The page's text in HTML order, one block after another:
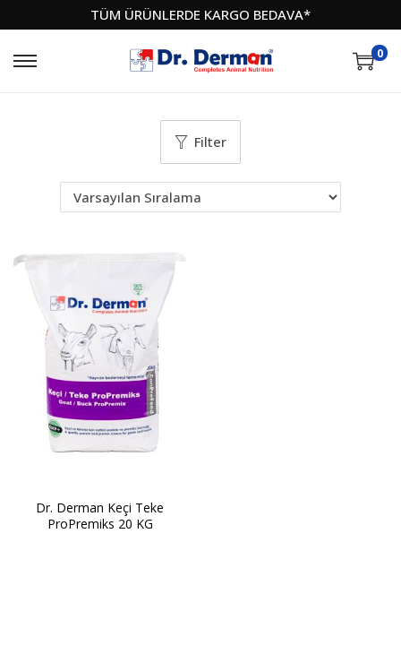
TÜM ÜRÜNLERDE KARGO BEDAVA*
0
Filter
Dr. Derman Keçi Teke
ProPremiks 20 KG